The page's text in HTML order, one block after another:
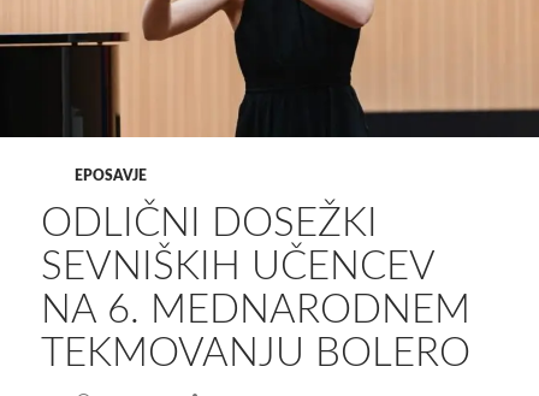
EPOSAVJE
ODLIČNI DOSEŽKI
SEVNIŠKIH UČENCEV
NA 6. MEDNARODNEM
TEKMOVANJU BOLERO